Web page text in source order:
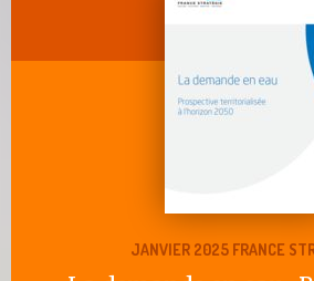
JANVIER 2025 FRANCE